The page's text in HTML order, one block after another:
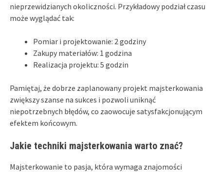
nieprzewidzianych okoliczności. Przykładowy podział czasu
może wyglądać tak:
Pomiar i projektowanie: 2 godziny
Zakupy materiałów: 1 godzina
Realizacja projektu: 5 godzin
Pamiętaj, że dobrze zaplanowany projekt majsterkowania
zwiększy szanse na sukces i pozwoli uniknąć
niepotrzebnych błędów, co zaowocuje satysfakcjonującym
efektem końcowym.
Jakie techniki majsterkowania warto znać?
Majsterkowanie to pasja, która wymaga znajomości